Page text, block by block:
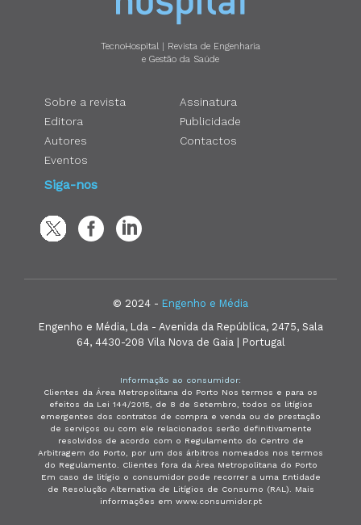
TecnoHospital | Revista de Engenharia
e Gestão da Saúde
Sobre a revista
Editora
Autores
Eventos
Assinatura
Publicidade
Contactos
Siga-nos
© 2024 - Engenho e Média
Engenho e Média, Lda - Avenida da República, 2475, Sala
64, 4430-208 Vila Nova de Gaia | Portugal
Informação ao consumidor:
Clientes da Área Metropolitana do Porto Nos termos e para os
efeitos da Lei 144/2015, de 8 de Setembro, todos os litígios
emergentes dos contratos de compra e venda ou de prestação
de serviços ou com ele relacionados serão definitivamente
resolvidos de acordo com o Regulamento do Centro de
Arbitragem do Porto, por um dos árbitros nomeados nos termos
do Regulamento. Clientes fora da Área Metropolitana do Porto
Em caso de litígio o consumidor pode recorrer a uma Entidade
de Resolução Alternativa de Litígios de Consumo (RAL). Mais
informações em www.consumidor.pt